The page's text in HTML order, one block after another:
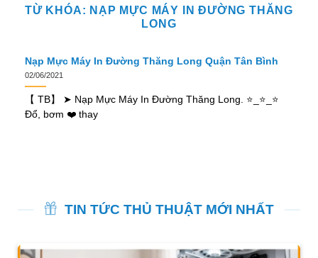
TỪ KHÓA: NẠP MỰC MÁY IN ĐƯỜNG THĂNG
LONG
Nạp Mực Máy In Đường Thăng Long Quận Tân Bình
02/06/2021
【 TB】 ➤ Nạp Mực Máy In Đường Thăng Long. ⭐_⭐_⭐
Đổ, bơm ❤️ thay
TIN TỨC THỦ THUẬT MỚI NHẤT